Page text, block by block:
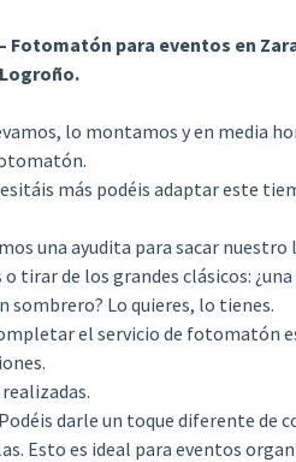
Fotomatón para eventos en
lo montamos y en media
más podéis adaptar este
una ayudita para sacar nuestro
tirar de los grandes clásicos:
sombrero? Lo quieres, lo tienes.
el servicio de fotomatón
darle un toque diferente de
Esto es ideal para eventos